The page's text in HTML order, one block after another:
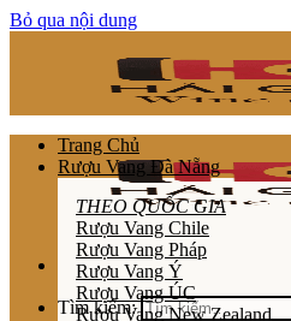
Bỏ qua nội dung
Tìm kiếm:
Trang Chủ
Rượu Vang Đà Nẵng
THEO QUỐC GIA
Rượu Vang Chile
Rượu Vang Pháp
Rượu Vang Ý
Rượu Vang ÚC
Rượu Vang New Zealand